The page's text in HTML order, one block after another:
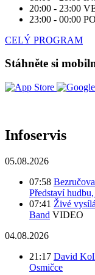
20:00 - 23:00
23:00 - 00:00
CELÝ PROGRAM
Stáhněte si
Infoservis
05.08.2026
07:58
Představí
07:41 Živé
Band VIDEO
04.08.2026
21:17 David
Osmičce